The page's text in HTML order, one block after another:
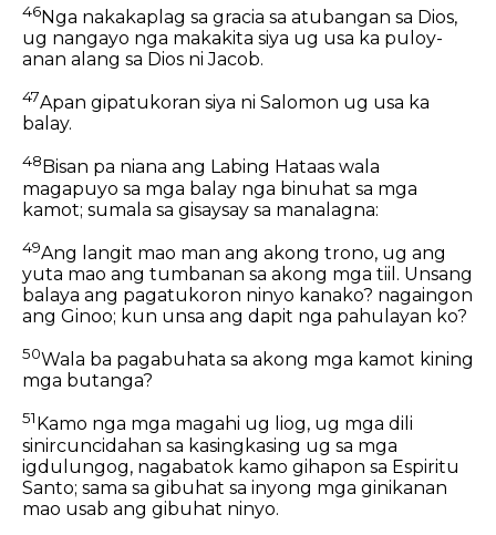
46Nga nakakaplag sa gracia sa atubangan sa Dios,
ug nangayo nga makakita siya ug usa ka puloy-
anan alang sa Dios ni Jacob.
47Apan gipatukoran siya ni Salomon ug usa ka
balay.
48 Bisan pa niana ang Labing Hataas wala
magapuyo sa mga balay nga binuhat sa mga
kamot; sumala sa gisaysay sa manalagna:
49Ang langit mao man ang akong trono, ug ang
yuta mao ang tumbanan sa akong mga tiil. Unsang
balaya ang pagatukoron ninyo kanako? nagaingon
ang Ginoo; kun unsa ang dapit nga pahulayan ko?
50Wala ba pagabuhata sa akong mga kamot kining
mga butanga?
51 Kamo nga mga magahi ug liog, ug mga dili
sinircuncidahan sa kasingkasing ug sa mga
igdulungog, nagabatok kamo gihapon sa Espiritu
Santo; sama sa gibuhat sa inyong mga ginikanan
mao usab ang gibuhat ninyo.